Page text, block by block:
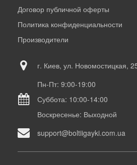
Договор публичной оферты
Политика конфиденциальности
Производители
г. Киев, ул. Новомостицкая,
Пн-Пт: 9:00-19:00
Суббота: 10:00-14:00
Воскресенье: Выходной
support@boltiigayki.com.ua